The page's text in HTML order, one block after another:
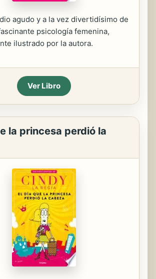
agudo y a la vez divertidísimo de
psicología femenina,
ilustrado por la autora.
Ver Libro
la princesa perdió la